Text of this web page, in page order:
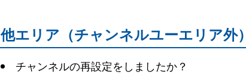
他エリア（チャンネルユーエリア外
チャンネルの再設定をしましたか？